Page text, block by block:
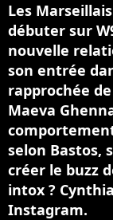
Les
débuter sur
nouvelle
son entrée
rapprochée
Maeva
selon Bastos,
créer le buzz
intox ?
Instagram.